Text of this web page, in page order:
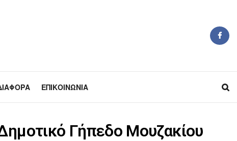
ΕΠΙΚΟΙΝΩΝΊΑ
Γήπεδο Μουζακίου